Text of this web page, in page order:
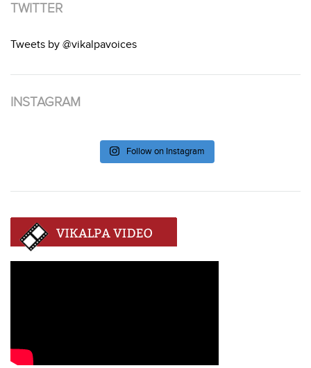
TWITTER
Tweets by @vikalpavoices
INSTAGRAM
Follow on Instagram